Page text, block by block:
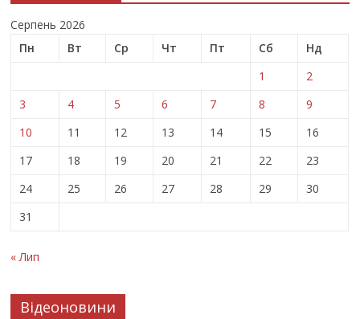
Серпень 2026
Пн
Вт Ср Чт Пт Сб
Нд
1
2
3
4 5 6 7 8
9
10
11 12 13 14 15
16
17
18 19 20 21 22
23
24
25 26 27 28 29
30
31
« Лип
Відеоновини